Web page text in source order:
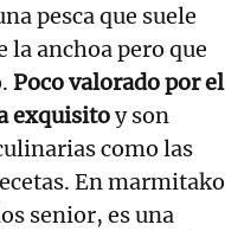
pesca que suele
la anchoa pero que
Poco valorado por el
exquisitoy son
como las
En marmitako
senior, es una